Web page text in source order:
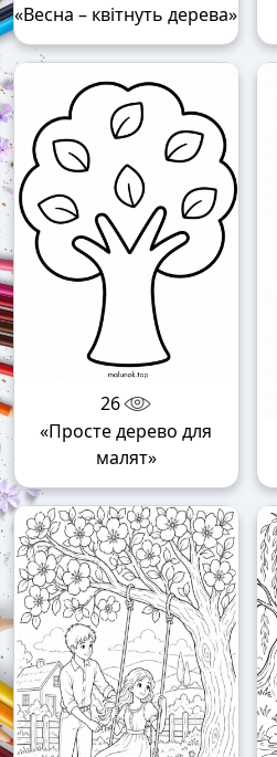
«Весна – квітнуть дерева»
26
«Просте дерево для
малят»